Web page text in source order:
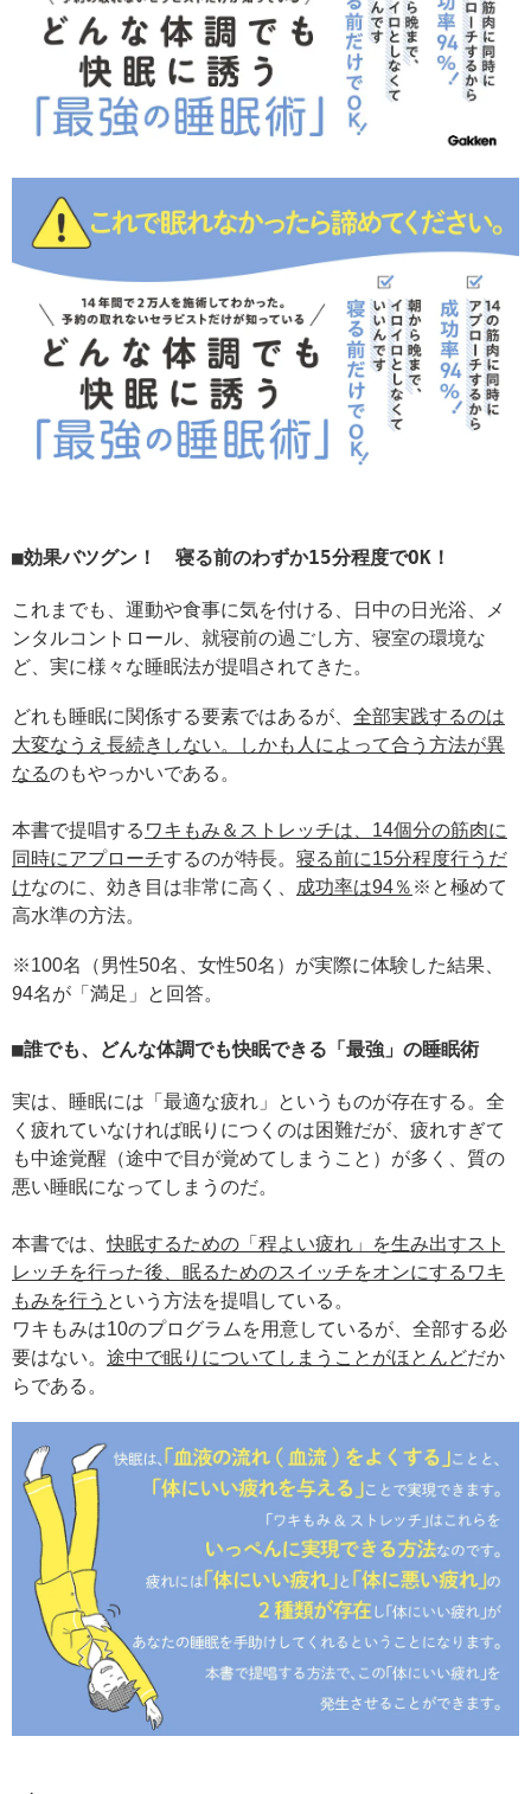
効果バツグン！ 寝る前のわずか15分程度でOK！
これまでも、運動や食事に気を付ける、日中の日光浴、メ
ンタルコントロール、就寝前の過ごし方、寝室の環境な
ど、実に様々な睡眠法が提唱されてきた。
どれも睡眠に関係する要素ではあるが、 全部実践するのは
大変なうえ長続きしない。しかも人によって合う方法が異
なるのもやっかいである。
本書で提唱する ワキもみ＆ストレッチは、14個分の筋肉に
同時にアプローチするのが特長。 寝る前に15分程度行うだ
けなのに、効き目は非常に高く、 成功率は94％ ※と極めて
高水準の方法。
※100名（男性50名、女性50名）が実際に体験した結果、
94名が「満足」と回答。
誰でも、どんな体調でも快眠できる「最強」の睡眠術
実は、睡眠には「最適な疲れ」というものが存在する。全
く疲れていなければ眠りにつくのは困難だが、疲れすぎて
も中途覚醒（途中で目が覚めてしまうこと）が多く、質の
悪い睡眠になってしまうのだ。
本書では、快眠するための「程よい疲れ」を生み出すスト
レッチを行った後、眠るためのスイッチをオンにするワキ
もみを行う という方法を提唱している。
ワキもみは10のプログラムを用意しているが、全部する必
要はない。 途中で眠りについてしまうことがほとんどだか
らである。